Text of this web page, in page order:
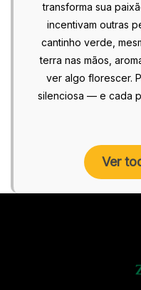
transforma sua
incentivam outras
cantinho verde,
terra nas mãos,
ver algo florescer.
silenciosa — e cada
Ver